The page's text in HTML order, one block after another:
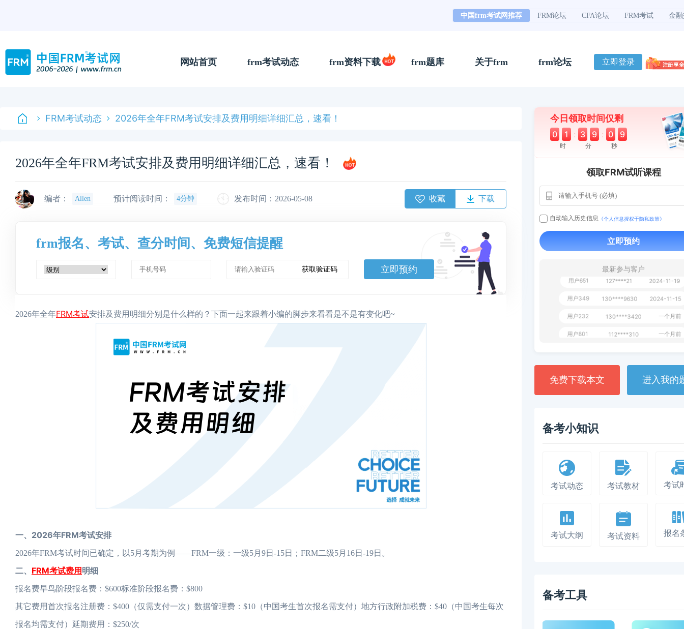
中国frm考试网推荐 FRM论坛 CFA论坛 FRM考试 金
网站首页 frm考试动态 frm资料下载 frm题库 关于frm frm论坛 立即登录
FRM考试动态 2026年全年FRM考试安排及费用明细详细汇总，速看！
2026年全年FRM考试安排及费用明细详细汇总，速看！
编者： Allen 预计阅读时间： 4分钟 发布时间：2026-05-08 收藏 下载
frm报名、考试、查分时间、免费短信提醒
获取验证码 立即预约
2026年全年FRM考试安排及费用明细分别是什么样的？下面一起来跟着小编的脚步来看看是不是有变化吧~
一、2026年FRM考试安排
2026年FRM考试时间已确定，以5月考期为例——FRM一级：一级5月9日-15日；FRM二级5月16日-19日。
二、 FRM考试费用 明细
报名费早鸟阶段报名费：$600标准阶段报名费：$800
其它费用首次报名注册费：$400（仅需支付一次）数据管理费：$10（中国考生首次报名需支付）地方行政附加税费：$40（中国考生每次
报名均需支付）延期费用：$250/次
今日领取时间仅剩
0 1 : 3 9 : 0 8
时 分 秒
领取FRM试听课程
自动输入历史信息 《个人信息授权于隐私政策》
立即预约
最新参与客户
112****290
127****21
**dAB 130****2737 2024-10-10
用户987 130****6344 2024-09-13
免费下载本文 进入我的
备考小知识
考试动态 考试教材 考试
考试大纲 考试资料 报名
备考工具